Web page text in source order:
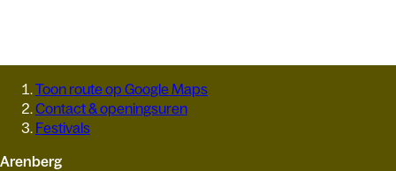
Toon route op Google Maps
Contact & openingsuren
Festivals
Arenberg